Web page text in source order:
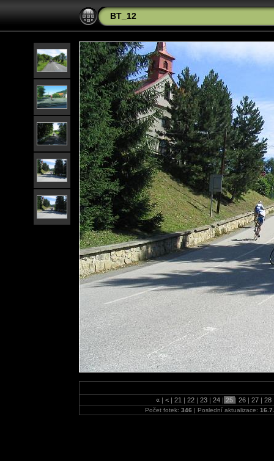
BT_12
« | < | 21 | 22 | 23 | 24 | 25 | 26 | 27 | 28
Počet fotek: 346 | Poslední aktualizace: